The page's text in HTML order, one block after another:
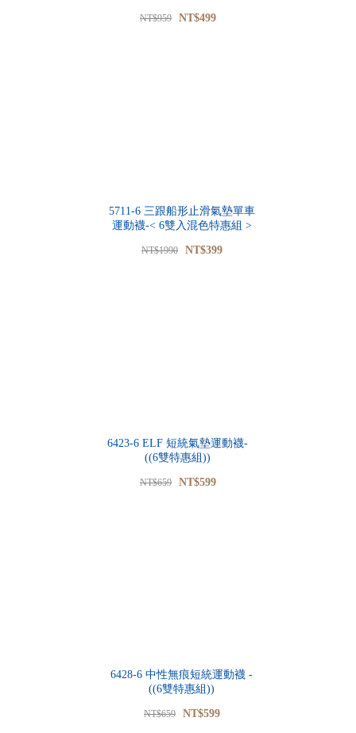
NT$959 NT$499
5711-6 三跟船形止滑氣墊單車
運動襪-< 6雙入混色特惠組 >
NT$1990 NT$399
6423-6 ELF 短統氣墊運動襪-
((6雙特惠組))
NT$659 NT$599
6428-6 中性無痕短統運動襪 -
((6雙特惠組))
NT$659 NT$599